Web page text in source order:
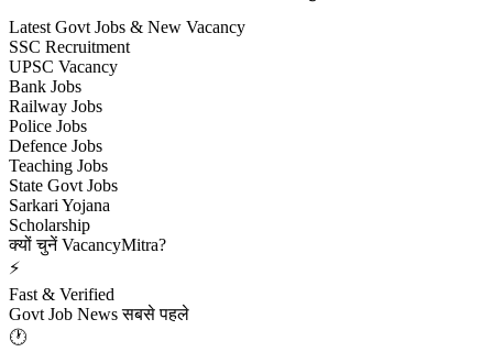
Latest Govt Jobs & New Vacancy
SSC Recruitment
UPSC Vacancy
Bank Jobs
Railway Jobs
Police Jobs
Defence Jobs
Teaching Jobs
State Govt Jobs
Sarkari Yojana
Scholarship
क्यों चुनें VacancyMitra?
⚡
Fast & Verified
Govt Job News सबसे पहले
🕐